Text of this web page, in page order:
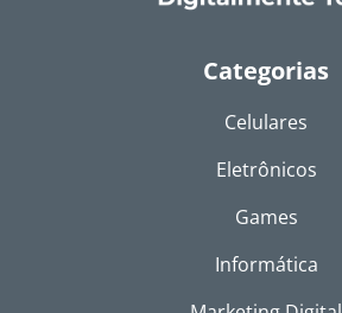
Categorias
Celulares
Eletrônicos
Games
Informática